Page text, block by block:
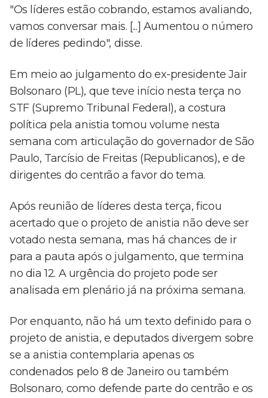
"Os líderes estão cobrando, estamos avaliando,
vamos conversar mais. [...] Aumentou o número
de líderes pedindo", disse.
Em meio ao julgamento do ex-presidente Jair
Bolsonaro (PL), que teve início nesta terça no
STF (Supremo Tribunal Federal), a costura
política pela anistia tomou volume nesta
semana com articulação do governador de São
Paulo, Tarcísio de Freitas (Republicanos), e de
dirigentes do centrão a favor do tema.
Após reunião de líderes desta terça, ficou
acertado que o projeto de anistia não deve ser
votado nesta semana, mas há chances de ir
para a pauta após o julgamento, que termina
no dia 12. A urgência do projeto pode ser
analisada em plenário já na próxima semana.
Por enquanto, não há um texto definido para o
projeto de anistia, e deputados divergem sobre
se a anistia contemplaria apenas os
condenados pelo 8 de Janeiro ou também
Bolsonaro, como defende parte do centrão e os